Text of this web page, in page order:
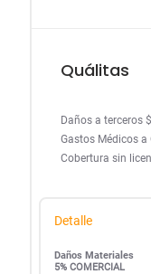
Quálitas
Daños a terceros
Gastos Médicos a
Cobertura sin
Detalle
Daños Materiales
5% COMERCIAL